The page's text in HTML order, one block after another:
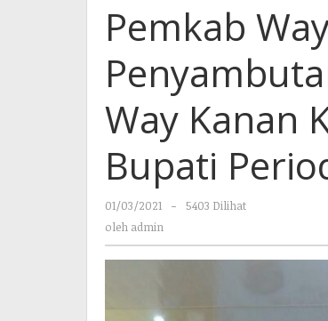
Penyambutan
Sertijab
Plh
Way
Kanan
Bupati
dan
Pemkab
Way Kanan
Bupati
01/03/2021
oleh
-
5403 Dilihat
oleh admin